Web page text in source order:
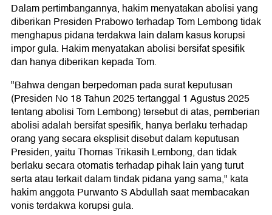
Dalam pertimbangannya, hakim menyatakan abolisi yang
diberikan Presiden Prabowo terhadap Tom Lembong tidak
menghapus pidana terdakwa lain dalam kasus korupsi
impor gula. Hakim menyatakan abolisi bersifat spesifik
dan hanya diberikan kepada Tom.
"Bahwa dengan berpedoman pada surat keputusan
(Presiden No 18 Tahun 2025 tertanggal 1 Agustus 2025
tentang abolisi Tom Lembong) tersebut di atas, pemberian
abolisi adalah bersifat spesifik, hanya berlaku terhadap
orang yang secara eksplisit disebut dalam keputusan
Presiden, yaitu Thomas Trikasih Lembong, dan tidak
berlaku secara otomatis terhadap pihak lain yang turut
serta atau terkait dalam tindak pidana yang sama," kata
hakim anggota Purwanto S Abdullah saat membacakan
vonis terdakwa korupsi gula.